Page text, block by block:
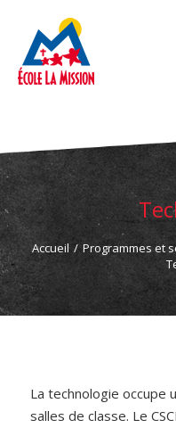
Accueil / Programmes et
La technologie occupe
salles de classe. Le